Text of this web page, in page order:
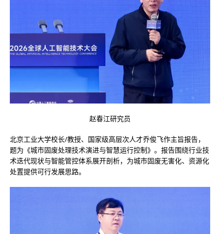
赵春江研究员
北京工业大学校长/教授、国家级高层次人才乔俊飞作主旨报告，
题为《城市固废处理技术演进与智慧运行控制》。报告围绕行业技
术迭代现状与智能管控体系展开剖析，为城市固废无害化、资源化
处置提供可行发展思路。